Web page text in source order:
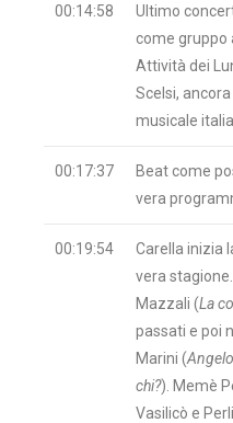
00:14:58
Ultimo
come gruppo
Attività dei
Scelsi,
musicale
00:17:37
Beat come
vera
00:19:54
Carella inizia
vera
Mazzali (La
passati e poi
Marini (
chi?). Memè
Vasilicò e